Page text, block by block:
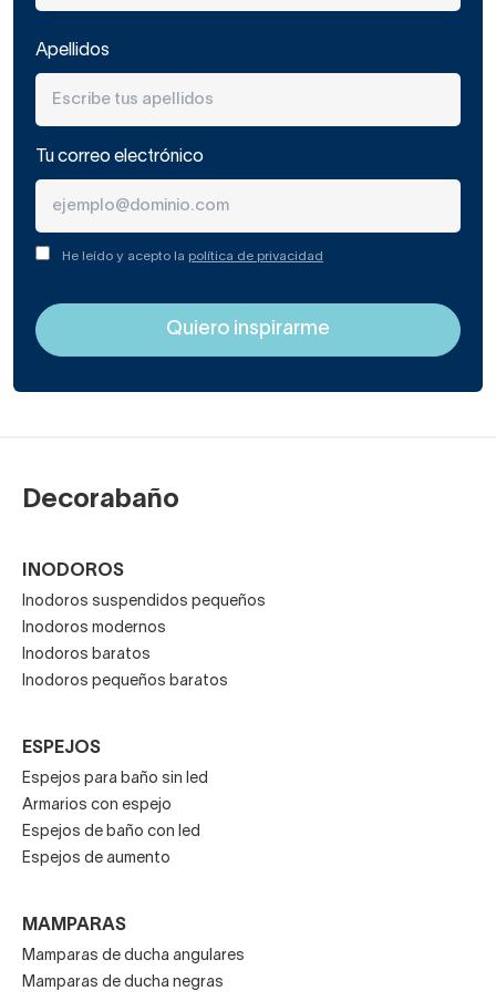
Apellidos
Tu correo electrónico
He leído y acepto la política de privacidad
Decorabaño
INODOROS
Inodoros suspendidos pequeños
Inodoros modernos
Inodoros baratos
Inodoros pequeños baratos
ESPEJOS
Espejos para baño sin led
Armarios con espejo
Espejos de baño con led
Espejos de aumento
MAMPARAS
Mamparas de ducha angulares
Mamparas de ducha negras